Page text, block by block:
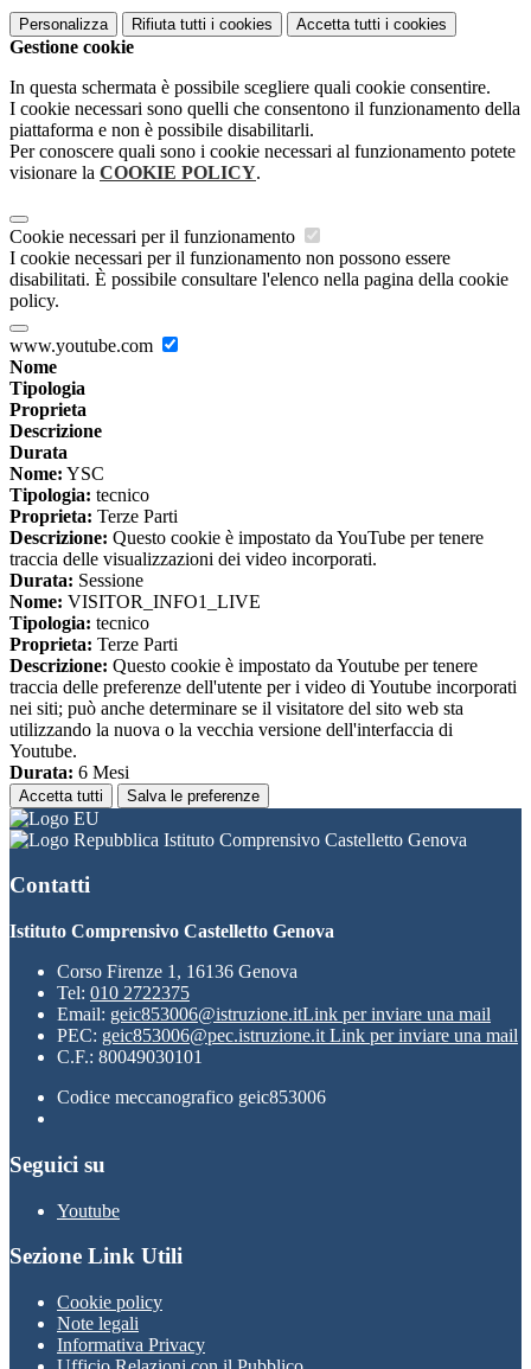
Personalizza Rifiuta tutti i cookies Accetta tutti i cookies
Gestione cookie
In questa schermata è possibile scegliere quali cookie consentire.
I cookie necessari sono quelli che consentono il funzionamento della
piattaforma e non è possibile disabilitarli.
Per conoscere quali sono i cookie necessari al funzionamento potete
visionare la COOKIE POLICY.
Cookie necessari per il funzionamento
I cookie necessari per il funzionamento non possono essere
disabilitati. È possibile consultare l'elenco nella pagina della cookie
policy.
www.youtube.com
Nome
Tipologia
Proprieta
Descrizione
Durata
Nome: YSC
Tipologia: tecnico
Proprieta: Terze Parti
Descrizione: Questo cookie è impostato da YouTube per tenere
traccia delle visualizzazioni dei video incorporati.
Durata: Sessione
Nome: VISITOR_INFO1_LIVE
Tipologia: tecnico
Proprieta: Terze Parti
Descrizione: Questo cookie è impostato da Youtube per tenere
traccia delle preferenze dell'utente per i video di Youtube incorporati
nei siti; può anche determinare se il visitatore del sito web sta
utilizzando la nuova o la vecchia versione dell'interfaccia di
Youtube.
Durata: 6 Mesi
Accetta tutti Salva le preferenze
Istituto Comprensivo Castelletto Genova
Contatti
Istituto Comprensivo Castelletto Genova
Corso Firenze 1, 16136 Genova
Tel: 010 2722375
Email: geic853006@istruzione.itLink per inviare una mail
PEC: geic853006@pec.istruzione.it Link per inviare una mail
C.F.: 80049030101
Codice meccanografico geic853006
Seguici su
Youtube
Sezione Link Utili
Cookie policy
Note legali
Informativa Privacy